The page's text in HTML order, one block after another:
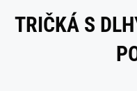
TRIČKÁ S